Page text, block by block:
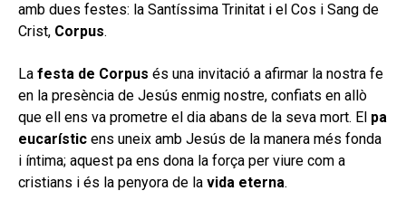
amb dues festes: la Santíssima Trinitat i el Cos i Sang de
Crist, Corpus.
La festa de Corpus és una invitació a afirmar la nostra fe
en la presència de Jesús enmig nostre, confiats en allò
que ell ens va prometre el dia abans de la seva mort. El pa
eucarístic ens uneix amb Jesús de la manera més fonda
i íntima; aquest pa ens dona la força per viure com a
cristians i és la penyora de la vida eterna.